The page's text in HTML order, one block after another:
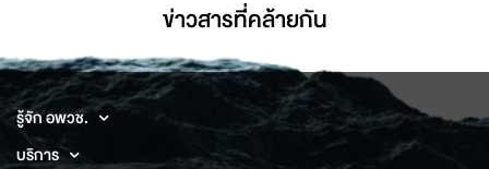
ข่าวสารที่่คล้ายกัน
รู้จัก อพวช.
บริการ